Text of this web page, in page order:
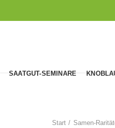
SAATGUT-SEMINARE
Start Samen-